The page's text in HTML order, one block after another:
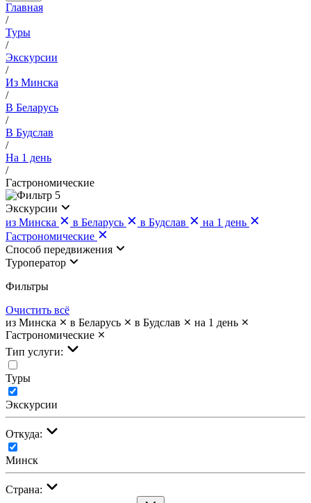
Главная
/
Туры
/
Экскурсии
/
Из Минска
/
В Беларусь
/
В Будслав
/
На 1 день
/
Гастрономические
5
Экскурсии
из Минска
в Беларусь в Будслав
на 1 день
Гастрономические
Cпособ передвижения
Туроператор
Фильтры
Очистить всё
из Минска
в Беларусь в Будслав
на 1 день
Гастрономические
Тип услуги:
Туры
Экскурсии
Откуда:
Минск
Страна: